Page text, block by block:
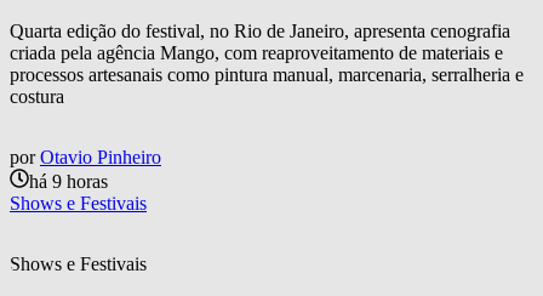
Quarta edição do festival, no Rio de Janeiro, apresenta cenografia
criada pela agência Mango, com reaproveitamento de materiais e
processos artesanais como pintura manual, marcenaria, serralheria e
costura
por Otavio Pinheiro
há 9 horas
Shows e Festivais
Shows e Festivais